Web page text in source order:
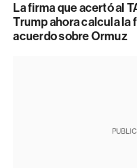
La firma que acertó al
Trump ahora calcula la
acuerdo sobre Ormuz